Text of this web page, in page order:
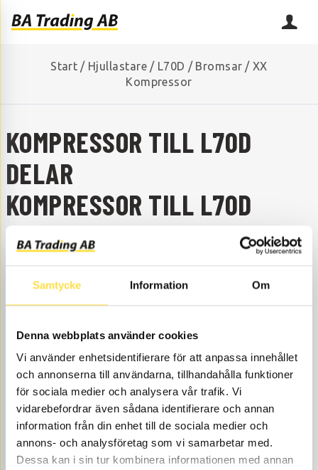
Samtycke Information Om
Denna webbplats använder cookies
Vi använder enhetsidentifierare för att anpassa innehållet
och annonserna till användarna, tillhandahålla funktioner
för sociala medier och analysera vår trafik. Vi
vidarebefordrar även sådana identifierare och annan
information från din enhet till de sociala medier och
annons- och analysföretag som vi samarbetar med.
Dessa kan i sin tur kombinera informationen med annan
Start / Hjullastare / L70D / Bromsar / XX
Kompressor
KOMPRESSOR TILL L70D
DELAR
KOMPRESSOR TILL L70D
SAKNAR DU NÅGON RESERVDEL?
+46 (0) 152-32500
info@batrading.se
som nya eller begagnade och varsamt renoverade delar
både som original och icke original. Vi har delar som
kompressor för alla Volvo Entreprenadmaskiner och
dessa delar som , till kompressor som passar till Volvo
hjullastare L70D.